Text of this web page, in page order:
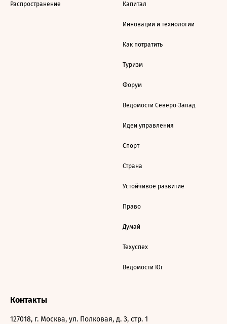
Распространение Капитал
Инновации и технологии
Как потратить
Туризм
Форум
Ведомости Северо-Запад
Идеи управления
Спорт
Страна
Устойчивое развитие
Право
Думай
Техуспех
Ведомости Юг
Контакты
127018, г. Москва, ул. Полковая, д. 3, стр. 1